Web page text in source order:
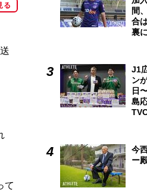
る
て
間
合
裏
J1
ン
日
島
今
ー